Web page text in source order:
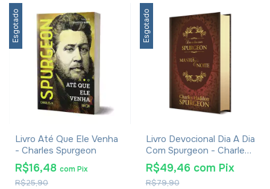
Esgotado
Livro Até Que Ele Venha
- Charles Spurgeon
R$25,90
R$16,48 comPix
Esgotado
Livro Devocional Dia A Dia
Com Spurgeon - Charles
Spurgeon
R$79,90
R$49,46 com Pix